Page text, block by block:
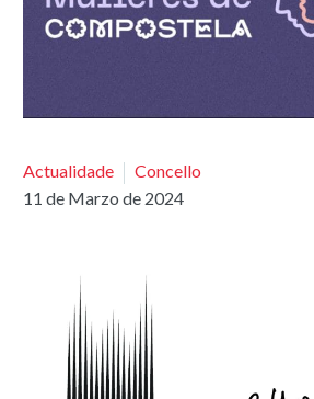
Actualidade
Concello
11 de Marzo de 2024